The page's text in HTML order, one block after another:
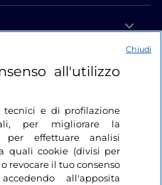
all'utilizzo
tecnici e di profilazione
per migliorare la
effettuare analisi
quali cookie (divisi per
revocare il tuo consenso
all'apposita
Chiudi